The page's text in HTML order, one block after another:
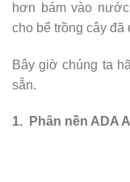
hơn bám vào
cho bể trồng cây
Bây giờ chúng ta
sẵn.
1. Phân nền ADA